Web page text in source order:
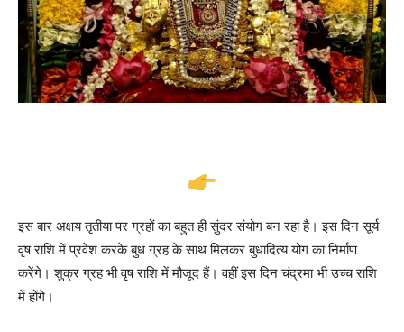
इस बार अक्षय तृतीया पर ग्रहों का बहुत ही सुंदर संयोग बन रहा है। इस दिन सूर्य
वृष राशि में प्रवेश करके बुध ग्रह के साथ मिलकर बुधादित्य योग का निर्माण
करेंगे। शुक्र ग्रह भी वृष राशि में मौजूद हैं। वहीं इस दिन चंद्रमा भी उच्च राशि
में होंगे।